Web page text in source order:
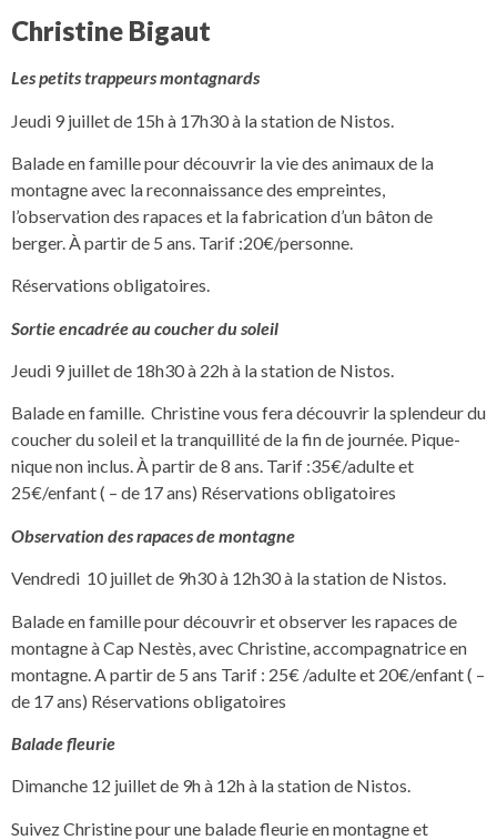
Christine Bigaut
Les petits trappeurs montagnards
Jeudi 9 juillet de 15h à 17h30 à la station de Nistos.
Balade en famille pour découvrir la vie des animaux de la
montagne avec la reconnaissance des empreintes,
l’observation des rapaces et la fabrication d’un bâton de
berger. À partir de 5 ans. Tarif :20€/personne.
Réservations obligatoires.
Sortie encadrée au coucher du soleil
Jeudi 9 juillet de 18h30 à 22h à la station de Nistos.
Balade en famille. Christine vous fera découvrir la splendeur du
coucher du soleil et la tranquillité de la fin de journée. Pique-
nique non inclus. À partir de 8 ans. Tarif :35€/adulte et
25€/enfant ( – de 17 ans) Réservations obligatoires
Observation des rapaces de montagne
Vendredi 10 juillet de 9h30 à 12h30 à la station de Nistos.
Balade en famille pour découvrir et observer les rapaces de
montagne à Cap Nestès, avec Christine, accompagnatrice en
montagne. A partir de 5 ans Tarif : 25€ /adulte et 20€/enfant ( –
de 17 ans) Réservations obligatoires
Balade fleurie
Dimanche 12 juillet de 9h à 12h à la station de Nistos.
Suivez Christine pour une balade fleurie en montagne et